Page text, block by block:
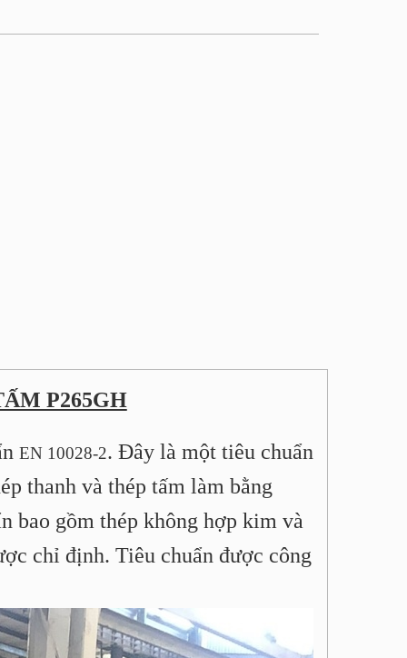
P265GH
EN 10028-2. Đây là một tiêu chuẩn
thanh và thép tấm làm bằng
bao gồm thép không hợp kim và
chỉ định. Tiêu chuẩn được công